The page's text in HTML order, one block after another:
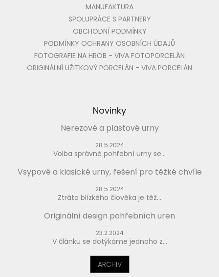
MANUFAKTURA
SPOLUPRÁCE S PARTNERY
OBCHODNÍ PODMÍNKY
PODMÍNKY OCHRANY OSOBNÍCH ÚDAJŮ
FOTOGRAFIE NA HROB - VIVA FOTOPORCELÁN
ORIGINÁLNÍ UŽITKOVÝ PORCELÁN - VIVA PORCELÁN
Novinky
Nerezové a plastové urny
28.5.2024
Volba správné pohřební urny se...
Vsypové a klasické urny, řešení pro těžké chvíle
28.5.2024
Ztráta blízkého člověka je těž...
Originální design pohřebních uren
23.2.2024
V článku se dotýkáme jednoho z...
ARCHIV